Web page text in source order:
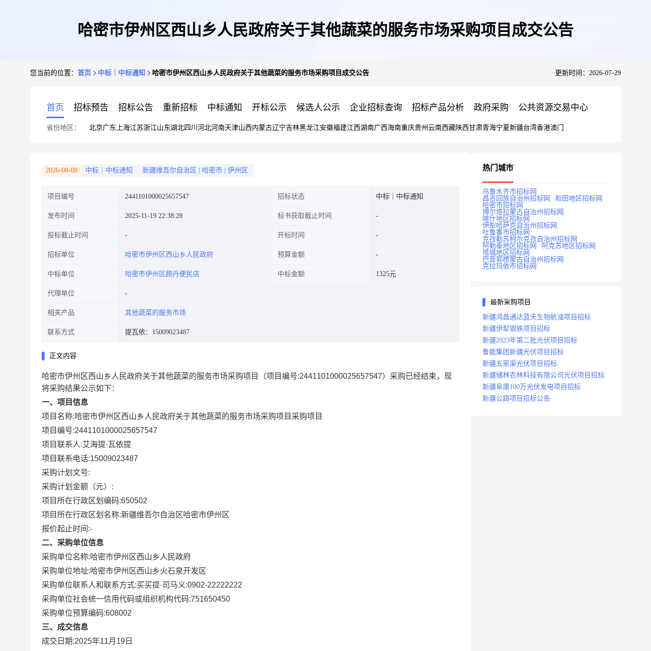
哈密市伊州区西山乡人民政府关于其他蔬菜的服务市场采购项目成交公告
您当前的位置： 首页 中标｜中标通知 哈密市伊州区西山乡人民政府关于其他蔬菜的服务市场采购项目成交公告 更新时间：2026-07-29
首页 招标预告 招标公告 重新招标 中标通知 开标公示 候选人公示 企业招标查询 招标产品分析 政府采购 公共资源交易中心
省份地区： 北京广东 上海江苏浙江山东湖北四川 河北河南天津山西内蒙古辽宁吉林黑龙江安徽福建江西湖南广西海南重庆贵州 云南西藏陕西甘肃青海宁夏新疆台湾香港澳门
2026-08-08 中标｜中标通知 新疆维吾尔自治区 哈密市 伊州区
项目编号 2441101000025657547 招标状态 中标｜中标通知
发布时间 2025-11-19 22:38:28 标书获取截止时间
投标截止时间 开标时间
招标单位 哈密市伊州区西山乡人民政府 预算金额
中标单位 哈密市伊州区顾丹便民店 中标金额 1325元
代理单位
相关产品 其他蔬菜的服务市场
联系方式 提瓦依：15009023487
正文内容
哈密市伊州区西山乡人民政府关于其他蔬菜的服务市场采购项目 （项目编号:2441101000025657547）采购已经结束，现
将采购结果公示如下：
一、项目信息
项目名称:哈密市伊州区西山乡人民政府关于其他蔬菜的服务市场采购项目 采购项目
项目编号:2441101000025657547
项目联系人:艾海提·瓦依提
项目联系电话:15009023487
采购计划文号:
采购计划金额（元）:
项目所在行政区划编码:650502
项目所在行政区划名称:新疆维吾尔自治区哈密市伊州区
报价起止时间:-
二、采购单位信息
采购单位名称:哈密市伊州区西山乡人民政府
采购单位地址:哈密市伊州区西山乡火石泉开发区
采购单位联系人和联系方式:买买提·司马义:0902-22222222
采购单位社会统一信用代码或组织机构代码:751650450
采购单位预算编码:608002
三、成交信息
成交日期:2025年11月19日
热门城市
乌鲁木齐市招标网
昌吉回族自治州招标网
和田地区招标网
哈密市招标网
博尔塔拉蒙古自治州招标网
喀什地区招标网
伊犁哈萨克自治州招标网
吐鲁番市招标网
克孜勒苏柯尔克孜自治州招标网
阿勒泰地区招标网
阿克苏地区招标网
塔城地区招标网
巴音郭楞蒙古自治州招标网
克拉玛依市招标网
最新采购项目
新疆鸿昌通达蓝天生物航油项目招标
新疆伊犁钢铁项目招标
新疆2023年第二批光伏项目招标
鲁能集团新疆光伏项目招标
新疆五家渠光伏项目招标
新疆储林农林科技有限公司光伏项目招标
新疆阜康100万光伏发电项目招标
新疆公路项目招标公告